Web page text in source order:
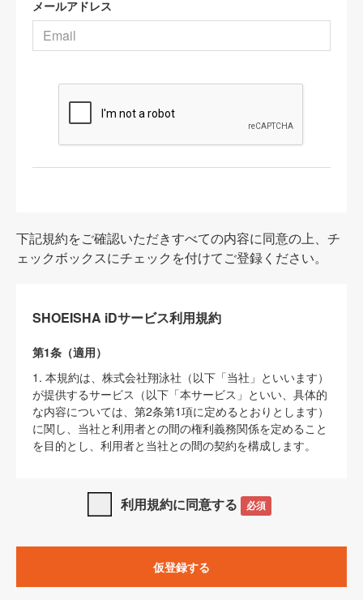
メールアドレス
下記規約をご確認いただきすべての内容に同意の上、チ
ェックボックスにチェックを付けてご登録ください。
SHOEISHA iDサービス利用規約
第1条（適用）
1. 本規約は、株式会社翔泳社（以下「当社」といいます）
が提供するサービス（以下「本サービス」といい、具体的
な内容については、第2条第1項に定めるとおりとします）
に関し、当社と利用者との間の権利義務関係を定めること
を目的とし、利用者と当社との間の契約を構成します。
SHOEISHA iDプライバシーポリシー」及び「
サイト上でのデータの利用について（Cookieポリシー）
3. 本規約の内容と、前項に記載する定めその他当社が定め
利用規約に同意する 必須
仮登録する